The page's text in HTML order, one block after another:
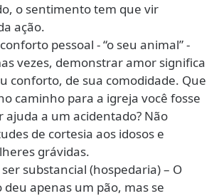
o sentimento tem que vir
ação.
pessoal - “o seu animal” -
vezes, demonstrar amor significa
conforto, de sua comodidade. Que
caminho para a igreja você fosse
ajuda a um acidentado? Não
de cortesia aos idosos e
grávidas.
substancial (hospedaria) – O
apenas um pão, mas se